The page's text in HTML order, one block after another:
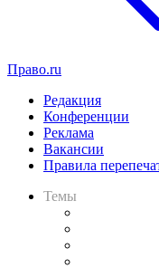
Право.ru
Редакция
Конференции
Реклама
Вакансии
Правила
Темы